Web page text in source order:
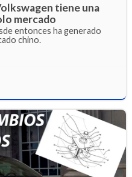
tiene una
mercado
entonces ha generado
chino.